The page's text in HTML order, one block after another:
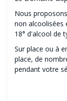
Nous
non alcoolisées
18° d'alcool de
Sur place ou à
place, de
pendant votre